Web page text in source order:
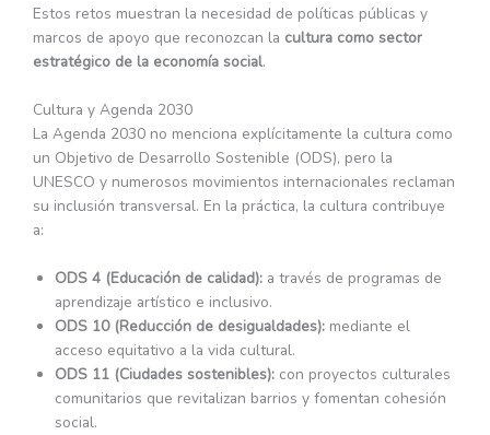
Estos retos muestran la necesidad de políticas públicas y
marcos de apoyo que reconozcan la cultura como sector
estratégico de la economía social.
Cultura y Agenda 2030
La Agenda 2030 no menciona explícitamente la cultura como
un Objetivo de Desarrollo Sostenible (ODS), pero la
UNESCO y numerosos movimientos internacionales reclaman
su inclusión transversal. En la práctica, la cultura contribuye
a:
ODS 4 (Educación de calidad): a través de programas de
aprendizaje artístico e inclusivo.
ODS 10 (Reducción de desigualdades): mediante el
acceso equitativo a la vida cultural.
ODS 11 (Ciudades sostenibles): con proyectos culturales
comunitarios que revitalizan barrios y fomentan cohesión
social.